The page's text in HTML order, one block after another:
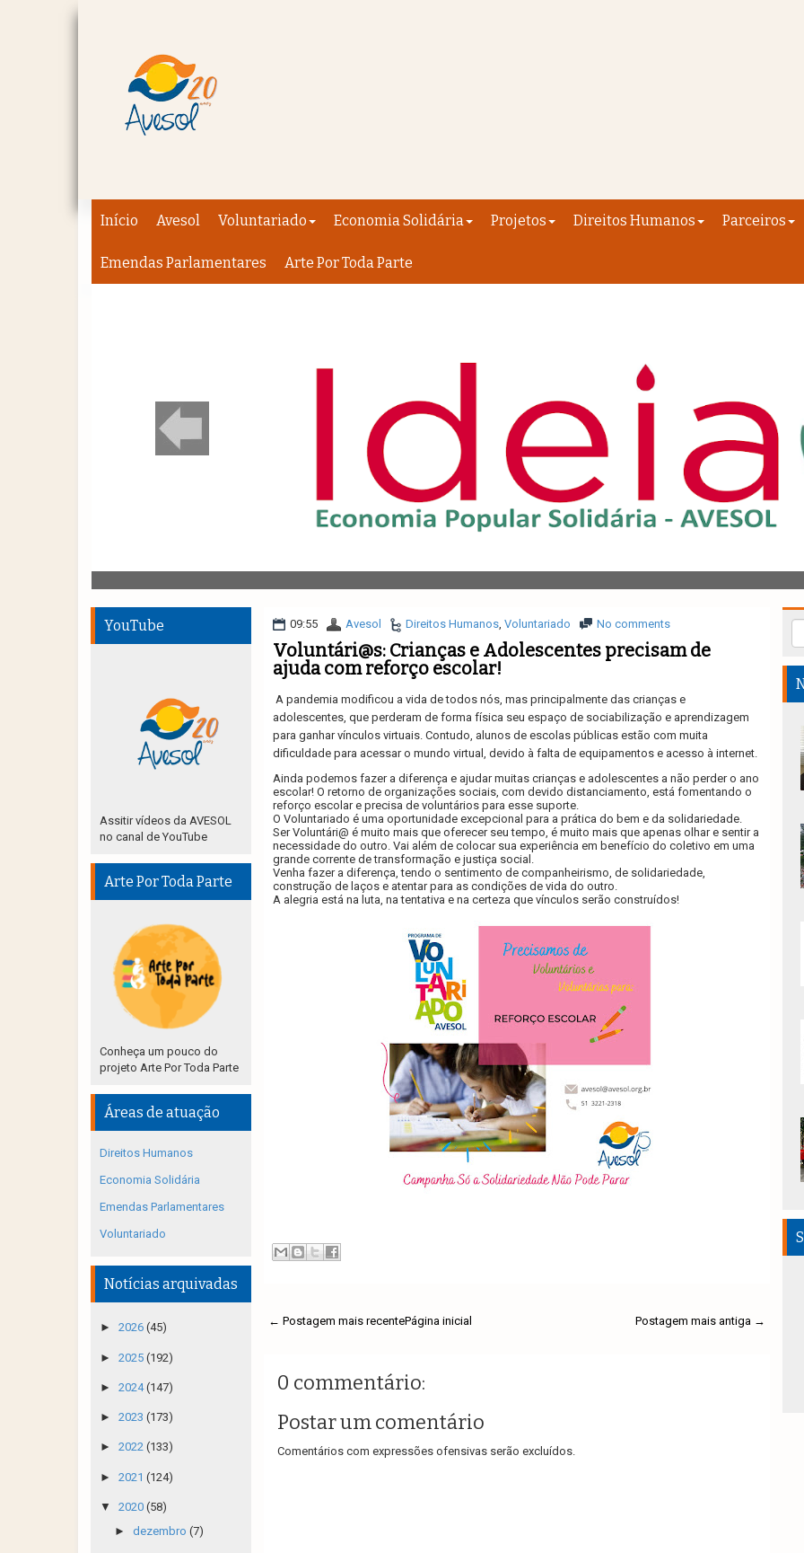
Início Avesol Voluntariado Economia Solidária Projetos Direitos Humanos Parceiros
Emendas Parlamentares Arte Por Toda Parte
09:55 Avesol Direitos Humanos, Voluntariado No comments
Voluntári@s: Crianças e Adolescentes precisam de
ajuda com reforço escolar!
A pandemia modificou a vida de todos nós, mas principalmente das crianças e
adolescentes, que perderam de forma física seu espaço de sociabilização e aprendizagem
para ganhar vínculos virtuais. Contudo, alunos de escolas públicas estão com muita
dificuldade para acessar o mundo virtual, devido à falta de equipamentos e acesso à internet.
Ainda podemos fazer a diferença e ajudar muitas crianças e adolescentes a não perder o ano
escolar! O retorno de organizações sociais, com devido distanciamento, está fomentando o
reforço escolar e precisa de voluntários para esse suporte.
O Voluntariado é uma oportunidade excepcional para a prática do bem e da solidariedade.
Ser Voluntári@ é muito mais que oferecer seu tempo, é muito mais que apenas olhar e sentir a
necessidade do outro. Vai além de colocar sua experiência em benefício do coletivo em uma
grande corrente de transformação e justiça social.
Venha fazer a diferença, tendo o sentimento de companheirismo, de solidariedade,
construção de laços e atentar para as condições de vida do outro.
A alegria está na luta, na tentativa e na certeza que vínculos serão construídos!
← Postagem mais recente Postagem mais antiga →
Página inicial
0 commentário:
Postar um comentário
Comentários com expressões ofensivas serão excluídos.
YouTube
Assitir vídeos da AVESOL
no canal de YouTube
Arte Por Toda Parte
Conheça um pouco do
projeto Arte Por Toda Parte
Áreas de atuação
Direitos Humanos
Economia Solidária
Emendas Parlamentares
Voluntariado
Notícias arquivadas
► 2026 (45)
► 2025 (192)
► 2024(147)
► 2023 (173)
► 2022 (133)
► 2021 (124)
▼ 2020 (58)
► dezembro (7)